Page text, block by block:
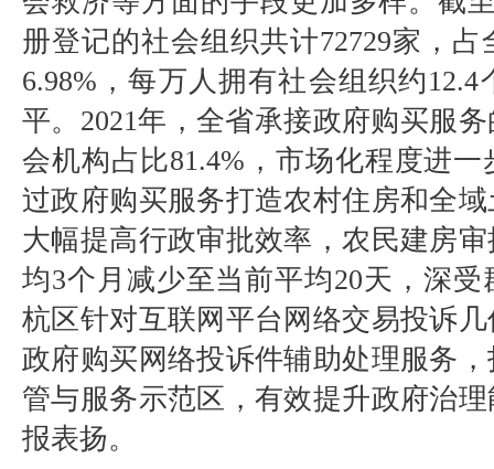
册登记的社会组织共计72729家，占
6.98% ，每万人拥有社会组织约12.4
平。 2021年，全省承接政府购买服
会机构占比81.4% ，市场化程度进
过政府购买服务打造农村住房和全
大幅提高行政审批效率，农民建房
均3个月减少至当前平均20天，深受
杭区针对互联网平台网络交易投诉
政府购买网络投诉件辅助处理服务
管与服务示范区，有效提升政府治
报表扬。